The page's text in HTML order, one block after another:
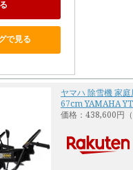
で見る
ヤマハ 除雪機 家
67cm YAMAHA
価格：438,600円